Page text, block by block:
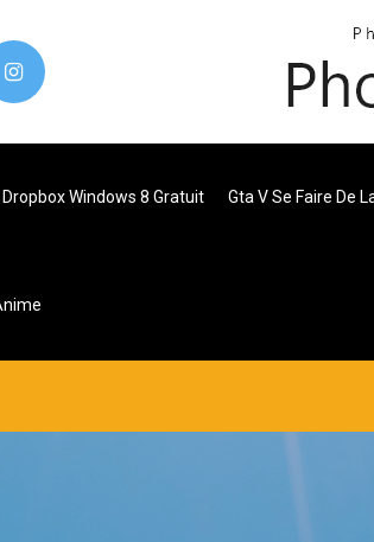
Windows 8 Gratuit Gta V Se Faire De